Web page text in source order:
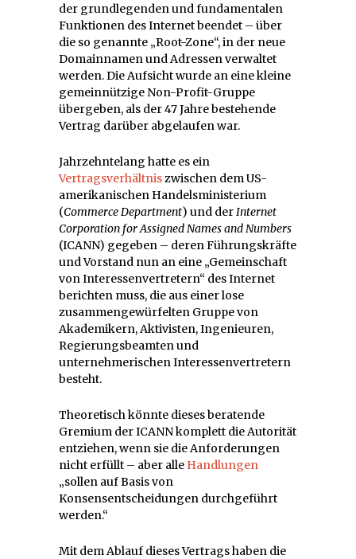
der grundlegenden und fundamentalen
Funktionen des Internet beendet – über
die so genannte „Root-Zone“, in der neue
Domainnamen und Adressen verwaltet
werden. Die Aufsicht wurde an eine kleine
gemeinnützige Non-Profit-Gruppe
übergeben, als der 47 Jahre bestehende
Vertrag darüber abgelaufen war.
Jahrzehntelang hatte es ein
Vertragsverhältniszwischen dem US-
amerikanischen Handelsministerium
(Commerce Department) und derInternet
Corporation for Assigned Names and Numbers
(ICANN) gegeben – deren Führungskräfte
und Vorstand nun an eine „Gemeinschaft
von Interessenvertretern“ des Internet
berichten muss, die aus einer lose
zusammengewürfelten Gruppe von
Akademikern, Aktivisten, Ingenieuren,
Regierungsbeamten und
unternehmerischen Interessenvertretern
besteht.
Theoretisch könnte dieses beratende
Gremium der ICANN komplett die Autorität
entziehen, wenn sie die Anforderungen
nicht erfüllt – aber alle Handlungen
„sollen auf Basis von
Konsensentscheidungen durchgeführt
werden.“
Mit dem Ablauf dieses Vertrags haben die